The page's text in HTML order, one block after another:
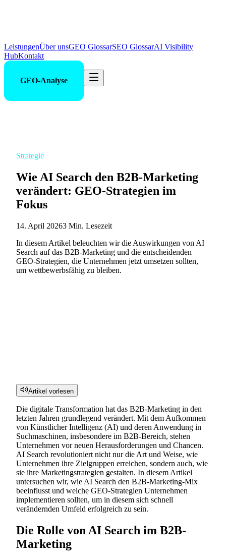
LeistungenÜber unsGEO GlossarSEO GlossarAI Visibility
HubKontakt
GEO-Analyse
Strategie
Wie AI Search den B2B-Marketing
verändert: GEO-Strategien im
Fokus
14. April 20263 Min. Lesezeit
In diesem Artikel beleuchten wir die Auswirkungen von AI
Search auf das B2B-Marketing und die entscheidenden
GEO-Strategien, die Unternehmen jetzt umsetzen sollten,
um wettbewerbsfähig zu bleiben.
Artikel vorlesen
Die digitale Transformation hat das B2B-Marketing in den
letzten Jahren grundlegend verändert. Mit dem Aufkommen
von Künstlicher Intelligenz (AI) und deren Anwendung in
Suchmaschinen, insbesondere im B2B-Bereich, stehen
Unternehmen vor neuen Herausforderungen und Chancen.
AI Search revolutioniert nicht nur die Art und Weise, wie
Unternehmen ihre Zielgruppen erreichen, sondern auch, wie
sie ihre Marketingstrategien gestalten. In diesem Artikel
untersuchen wir, wie AI Search den B2B-Marketing-Mix
beeinflusst und welche GEO-Strategien Unternehmen
implementieren sollten, um in diesem sich schnell
verändernden Umfeld erfolgreich zu sein.
Die Rolle von AI Search im B2B-
Marketing